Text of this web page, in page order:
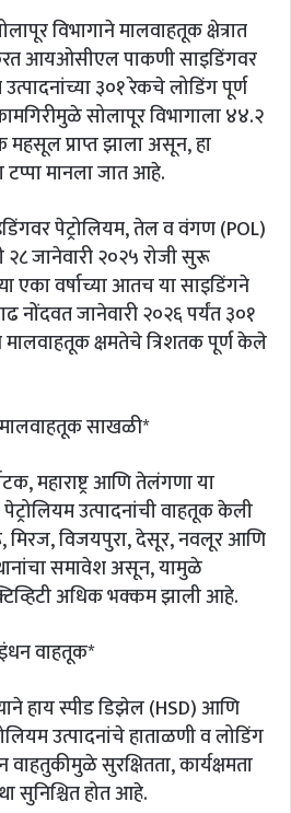
विभागाने मालवाहतूक क्षेत्रात
आयओसीएल पाकणी साइडिंगवर
उत्पादनांच्या ३०१ रेकचे लोडिंग पूर्ण
सोलापूर विभागाला ४४.२
प्राप्त झाला असून, हा
टप्पा मानला जात आहे.
पेट्रोलियम, तेल व वंगण (POL)
२८ जानेवारी २०२५ रोजी सुरू
एका वर्षाच्या आतच या साइडिंगने
नोंदवत जानेवारी २०२६ पर्यंत ३०१
क्षमतेचे त्रिशतक पूर्ण केले
साखळी*
महाराष्ट्र आणि तेलंगणा या
उत्पादनांची वाहतूक केली
मिरज, विजयपुरा, देसूर, नवलूर आणि
समावेश असून, यामुळे
अधिक भक्कम झाली आहे.
वाहतूक*
हाय स्पीड डिझेल (HSD) आणि
उत्पादनांचे हाताळणी व लोडिंग
सुरक्षितता, कार्यक्षमता
सुनिश्चित होत आहे.